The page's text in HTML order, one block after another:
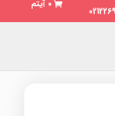
0 آیتم